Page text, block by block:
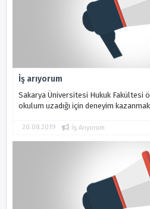
İş arıyorum
Sakarya Üniversitesi Hukuk Fakültesi
okulum uzadığı için deneyim
20.08.2019 İş Arıyorum